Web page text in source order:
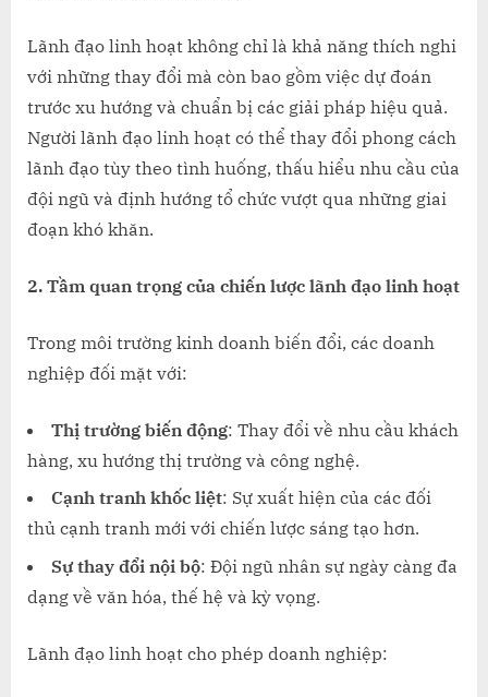
Lãnh đạo linh hoạt không chỉ là khả năng thích nghi
với những thay đổi mà còn bao gồm việc dự đoán
trước xu hướng và chuẩn bị các giải pháp hiệu quả.
Người lãnh đạo linh hoạt có thể thay đổi phong cách
lãnh đạo tùy theo tình huống, thấu hiểu nhu cầu của
đội ngũ và định hướng tổ chức vượt qua những giai
đoạn khó khăn.
2. Tầm quan trọng của chiến lược lãnh đạo linh hoạt
Trong môi trường kinh doanh biến đổi, các doanh
nghiệp đối mặt với:
Thị trường biến động: Thay đổi về nhu cầu khách
hàng, xu hướng thị trường và công nghệ.
Cạnh tranh khốc liệt: Sự xuất hiện của các đối
thủ cạnh tranh mới với chiến lược sáng tạo hơn.
Sự thay đổi nội bộ: Đội ngũ nhân sự ngày càng đa
dạng về văn hóa, thế hệ và kỳ vọng.
Lãnh đạo linh hoạt cho phép doanh nghiệp: